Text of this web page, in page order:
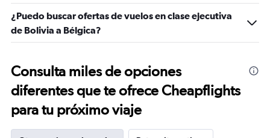
¿Puedo buscar ofertas de vuelos en clase ejecutiva
de Bolivia a Bélgica?
Consulta miles de opciones
diferentes que te ofrece Cheapflights
para tu próximo viaje